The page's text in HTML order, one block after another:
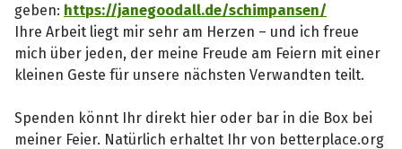
geben: https://janegoodall.de/schimpansen/
Ihre Arbeit liegt mir sehr am Herzen – und ich freue
mich über jeden, der meine Freude am Feiern mit einer
kleinen Geste für unsere nächsten Verwandten teilt.
Spenden könnt Ihr direkt hier oder bar in die Box bei
meiner Feier. Natürlich erhaltet Ihr von betterplace.org